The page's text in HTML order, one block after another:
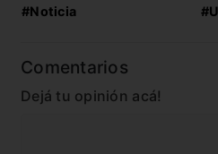
#Noticia
Comentarios
Dejá tu opinión acá!